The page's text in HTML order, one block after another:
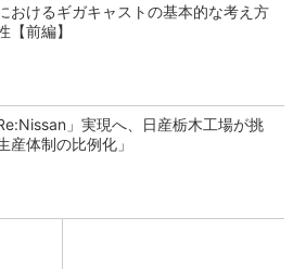
おけるギガキャストの基本的な考え方
【前編】
」実現へ、日産栃木工場が挑
産体制の比例化」